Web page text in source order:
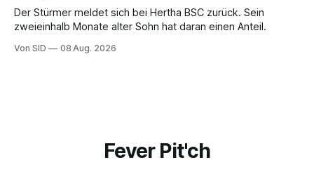
Der Stürmer meldet sich bei Hertha BSC zurück. Sein
zweieinhalb Monate alter Sohn hat daran einen Anteil.
Von SID 08 Aug. 2026
Fever Pit'ch